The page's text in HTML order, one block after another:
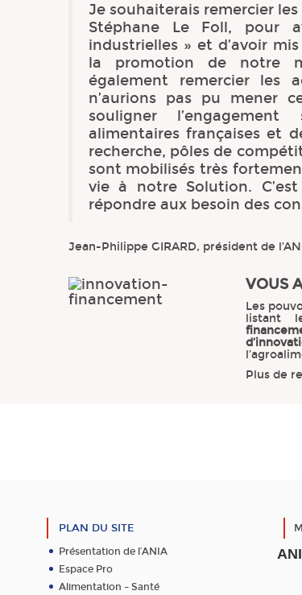
Je souhaiterais remercier
Stéphane Le Foll, pour
industrielles » et d’avoir
la promotion de notre
également remercier les
n’aurions pas pu mener
souligner
alimentaires françaises et
recherche, pôles de
sont mobilisés très
vie à notre Solution.
répondre aux besoin des
Jean-Philippe GIRARD, président de
VOUS
Les
listant
Plus de
PLAN DU SITE
Présentation de l’ANIA
Espace Pro
Alimentation – Santé